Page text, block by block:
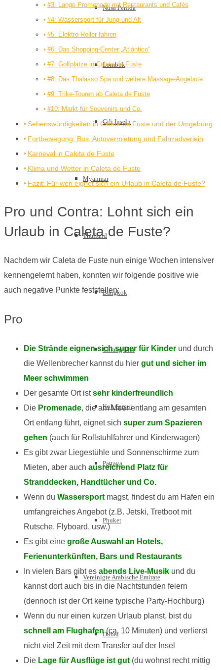
Nusa Penida
Lombok
Gili Inseln
Myanmar
Thailand
Bangkok
Chiang Mai
Koh Samui
Pattaya
Phuket
Vereinigte Arabische Emirate
Dubai
#3: Lange Promenade mit Restaurants und Cafés
#4: Wassersport für Jung und Alt
#5: Elektro-Roller fahren
#6: Das Shopping-Center „Atlántico“
#7: Golfplätze in Caleta de Fuste
#8: Das Thalasso Spa und weitere Massage-Angebote
#9: Trike-Touren ab Caleta de Fuste
#10: Markt für Souvenirs und Co.
Sehenswürdigkeiten in Caleta de Fuste und der Umgebung
Fortbewegung: Bus, Autovermietung und Fahrradverleih
Karneval in Caleta de Fuste
Klima und Wetter in Caleta de Fuste
Fazit: Für wen eignet sich ein Urlaub in Caleta de Fuste?
Pro und Contra: Lohnt sich ein
Urlaub in Caleta de Fuste?
Nachdem wir Caleta de Fuste nun einige Wochen intensiver
kennengelernt haben, konnten wir folgende positive wie
auch negative Punkte feststellen:
Pro
Die Strände eignen sich super für Kinder und durch
die Wellenbrecher kannst du hier gut und sicher im
Meer schwimmen
Der gesamte Ort istsehr kinderfreundlich
Die Promenade, die am Meer entlang am gesamten
Ort entlang führt, eignet sich super zum Spazieren
gehen (auch für Rollstuhlfahrer und Kinderwagen)
Es gibt zwar Liegestühle und Sonnenschirme zum
Mieten, aber auch ausreichend Platz für
Stranddecken, Handtücher und Co.
Wenn du Wassersport magst, findest du am Hafen ein
umfangreiches Angebot (z.B. Jetski, Tretboot mit
Rutsche, Flyboard, usw.)
Es gibt eine große Auswahl an Hotels,
Ferienunterkünften, Bars und Restaurants
In vielen Bars gibt es abends Live-Musik und du
kannst dort auch bis in die Nachtstunden feiern
(dennoch ist der Ort keine typische Party-Hochburg)
Wenn du nur einen kurzen Urlaub planst, bist du
schnell am Flughafen(ca. 10 Minuten) und verlierst
nicht viel Zeit mit dem Transfer auf der Insel
Die Lage für Ausflüge ist gut (du wohnst recht mittig